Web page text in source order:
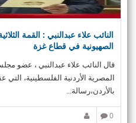
النائب علاء عبدالنبي : القمة
الصهيونية في قطاع غزة
قال النائب علاء عبدالنبي ، عضو
المصرية الأردنية الفلسطينية، التي
بالأردن،رسالة...
0